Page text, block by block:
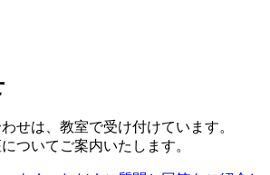
せは、教室で受け付けています。
ついてご案内いたします。